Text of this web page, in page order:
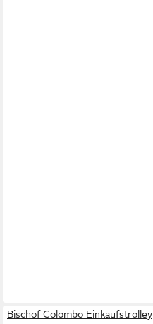
Bischof Colombo Einkaufstrolley